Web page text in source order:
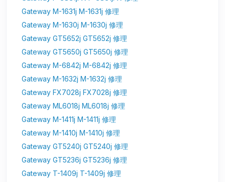
Gateway M-1631j M-1631j 修理
Gateway M-1630j M-1630j 修理
Gateway GT5652j GT5652j 修理
Gateway GT5650j GT5650j 修理
Gateway M-6842j M-6842j 修理
Gateway M-1632j M-1632j 修理
Gateway FX7028j FX7028j 修理
Gateway ML6018j ML6018j 修理
Gateway M-1411j M-1411j 修理
Gateway M-1410j M-1410j 修理
Gateway GT5240j GT5240j 修理
Gateway GT5236j GT5236j 修理
Gateway T-1409j T-1409j 修理